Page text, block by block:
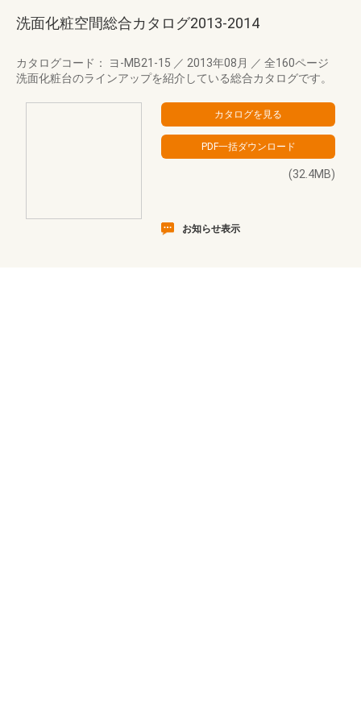
洗面化粧空間総合カタログ2013-2014
カタログコード： ヨ-MB21-15 ／ 2013年08月 ／ 全160ページ
洗面化粧台のラインアップを紹介している総合カタログです。
(32.4MB)
お知らせ表示